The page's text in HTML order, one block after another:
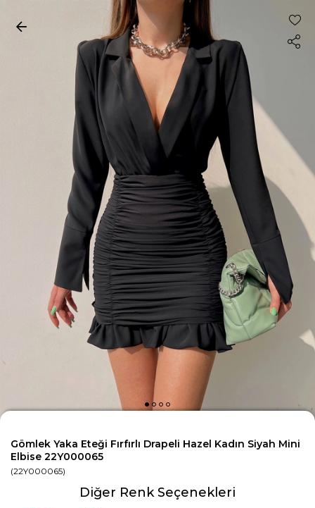
Gömlek Yaka Eteği Fırfırlı Drapeli Hazel Kadın Siyah Mini
Elbise 22Y000065
(22Y000065)
Diğer Renk Seçenekleri